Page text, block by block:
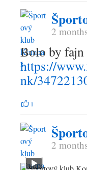
2
Bolo by
https://
nk/
1
2